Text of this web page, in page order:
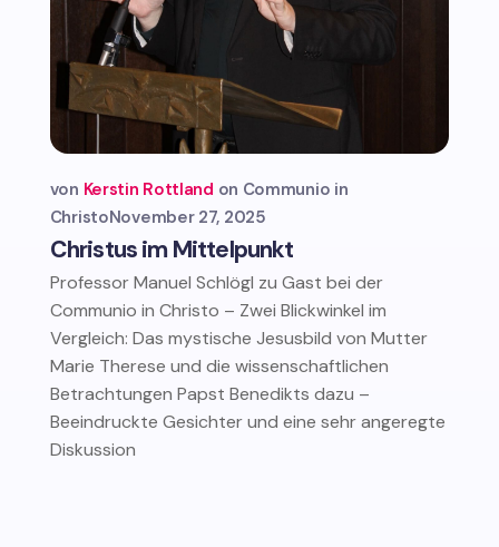
Christus im Mittelpunkt
von Kerstin Rottland
Communio in
ChristoNovember 27, 2025
Professor Manuel Schlögl zu Gast bei der
Communio in Christo – Zwei Blickwinkel im
Vergleich: Das mystische Jesusbild von Mutter
Marie Therese und die wissenschaftlichen
Betrachtungen Papst Benedikts dazu –
Beeindruckte Gesichter und eine sehr angeregte
Diskussion